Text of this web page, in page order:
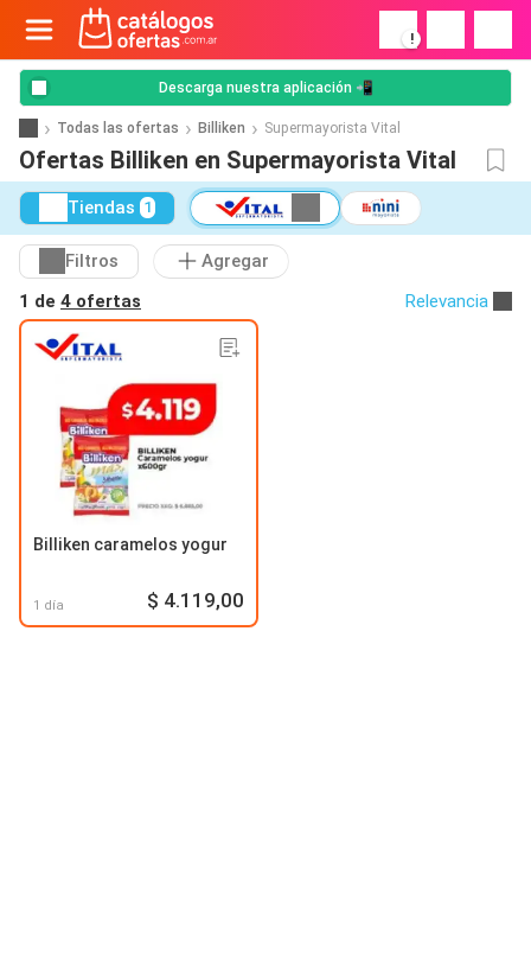
!
Descarga nuestra aplicación 📲
Todas las ofertas Billiken Supermayorista Vital
Ofertas Billiken en Supermayorista Vital
Tiendas 1
Filtros
Agregar
1 de 4 ofertas Relevancia
Billiken caramelos yogur
1 día $ 4.119,00